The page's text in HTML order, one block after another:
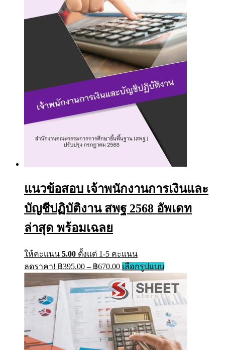
be
chosen
on
the
product
page
แนวข้อสอบ เจ้าพนักงานการเงินและ
บัญชีปฏิบัติงาน สพฐ 2568 อัพเดท
ล่าสุด พร้อมเฉลย
ให้คะแนน 5.00 ตั้งแต่ 1-5 คะแนน
ลดราคา! ฿395.00 – ฿670.00Price
range:
฿395.00
through
฿670.00
เลือกรูปแบบThis
product
has
multiple
variants.
options
may
be
chosen